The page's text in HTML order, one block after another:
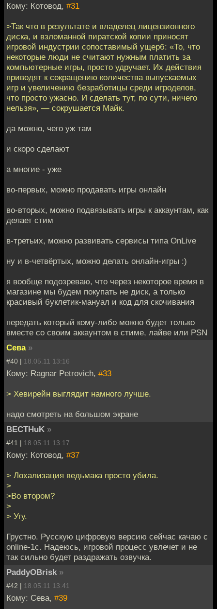
Кому: Котовод, #31
>Так что в результате и владелец лицензионного
диска, и взломанной пиратской копии приносят
игровой индустрии сопоставимый ущерб: «То, что
некоторые люди не считают нужным платить за
компьютерные игры, просто удручает. Их действия
приводят к сокращению количества выпускаемых
игр и увеличению безработицы среди игроделов,
что просто ужасно. И сделать тут, по сути, ничего
нельзя», — сокрушается Майк.
да можно, чего уж там
и скоро сделают
а многие - уже
во-первых, можно продавать игры онлайн
во-вторых, можно подвязывать игры к аккаунтам, как
делает стим
в-третьих, можно развивать сервисы типа OnLive
ну и в-четвёртых, можно делать онлайн-игры :)
я вообще подозреваю, что через некоторое время в
магазине мы будем покупать не диск, а только
красивый буклетик-мануал и код для скочивания
передать который кому-либо можно будет только
вместе со своим аккаунтом в стиме, лайве или PSN
Сева »
#40 | 18.05.11 13:16
Кому: Ragnar Petrovich, #33
> Хевирейн выглядит намного лучше.
надо смотреть на большом экране
BECTHuK »
#41 | 18.05.11 13:17
Кому: Котовод, #37
> Лохализация ведьмака просто убила.
>
>Во втором?
>
> Угу.
Грустно. Русскую цифровую версию сейчас качаю c
online-1c. Надеюсь, игровой процесс увлечет и не
так сильно будет раздражать озвучка.
PaddyOBrisk »
#42 | 18.05.11 13:41
Кому: Сева, #39